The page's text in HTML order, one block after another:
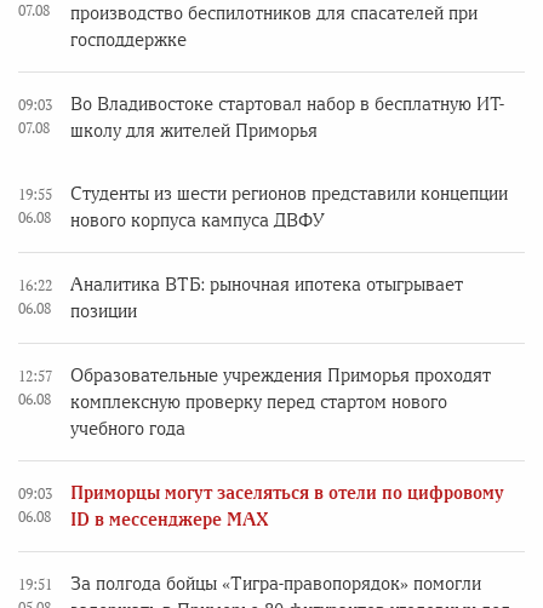
07.08
производство беспилотников для спасателей при
господдержке
09:03
07.08
Во Владивостоке стартовал набор в бесплатную ИТ-
школу для жителей Приморья
19:55
06.08
Студенты из шести регионов представили концепции
нового корпуса кампуса ДВФУ
16:22
06.08
Аналитика ВТБ: рыночная ипотека отыгрывает
позиции
12:57
06.08
Образовательные учреждения Приморья проходят
комплексную проверку перед стартом нового
учебного года
09:03
06.08
Приморцы могут заселяться в отели по цифровому
ID в мессенджере MAX
19:51
За полгода бойцы «Тигра-правопорядок» помогли